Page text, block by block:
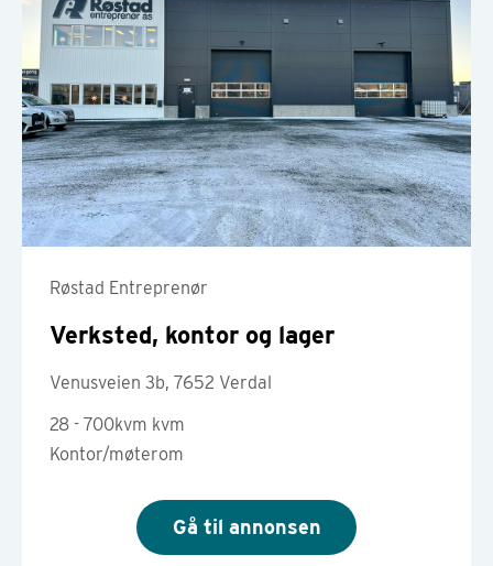
Røstad Entreprenør
Verksted, kontor og lager
Venusveien 3b, 7652 Verdal
28 - 700kvm kvm
Kontor/møterom
Gå til annonsen